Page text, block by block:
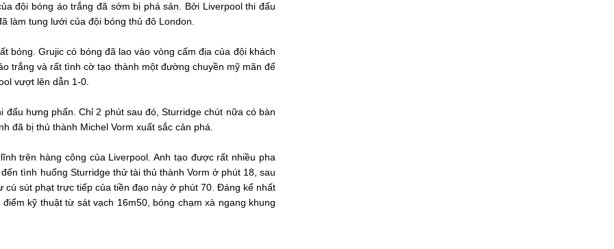
đội bóng áo trắng đã sớm bị phá sản. Bởi Liverpool thi đấu
làm tung lưới của đội bóng thủ đô London.
bóng. Grujic có bóng đã lao vào vòng cấm địa của đội khách
trắng và rất tình cờ tạo thành một đường chuyền mỹ mãn để
vượt lên dẫn 1-0.
hưng phấn. Chỉ 2 phút sau đó, Sturridge chút nữa có bàn
đã bị thủ thành Michel Vorm xuất sắc cản phá.
trên hàng công của Liverpool. Anh tạo được rất nhiều pha
tình huống Sturridge thử tài thủ thành Vorm ở phút 18, sau
sút phạt trực tiếp của tiền đạo này ở phút 70. Đáng kể nhất
kỹ thuật từ sát vạch 16m50, bóng chạm xà ngang khung